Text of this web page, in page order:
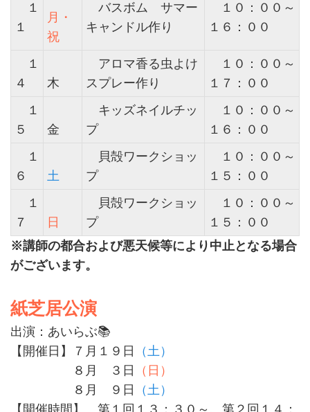
１
１
月・
祝
バスボム サマー
キャンドル作り
１０：００～
１６：００
１
４
木
アロマ香る虫よけ
スプレー作り
１０：００～
１７：００
１
５
金
キッズネイルチッ
プ
１０：００～
１６：００
１
６
土
貝殻ワークショッ
プ
１０：００～
１５：００
１
７
日
貝殻ワークショッ
プ
１０：００～
１５：００
※講師の都合および悪天候等により中止となる場合
がございます。
紙芝居公演
出演：あいらぶ📚
【開催日】７月１９日
（土）
８月 ３日
（日）
８月 ９日
（土）